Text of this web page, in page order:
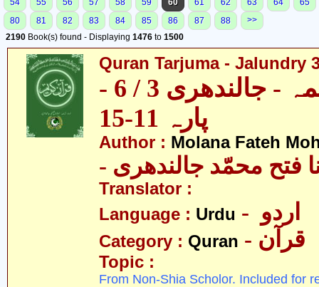
54
55 56 57 58 59 60 61 62 63 64
65
80
81 82 83 84 85 86 87 88
>>
2190 Book(s) found - Displaying 1476 to 1500
Quran Tarjuma - Jalundry
قرآن ترجمہ - جالندھری 3 / 6 -
پارہ 11-15
Author : Molana Fateh
فتح محمّد جالندھری
Translator :
Language : Urdu
Category : Quran - قرآن
Topic :
From Non-Shia Scholor. Included for